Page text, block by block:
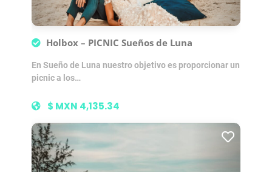
Holbox – PICNIC Sueños de Luna
En Sueño de Luna nuestro objetivo es proporcionar un
picnic a los…
$ MXN 4,135.34